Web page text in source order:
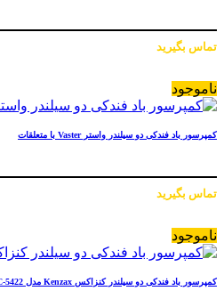
تماس بگیرید
ناموجود
کمپرسور باد فندکی دو سیلندر واستر Vaster با متعلقات
تماس بگیرید
ناموجود
کمپرسور باد فندکی دو سیلندر کنزاکس Kenzax مدل KAC-5422